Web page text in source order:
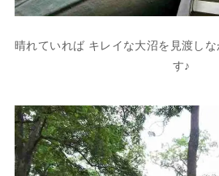
晴れていれば キレイな大沼を見渡し
す♪